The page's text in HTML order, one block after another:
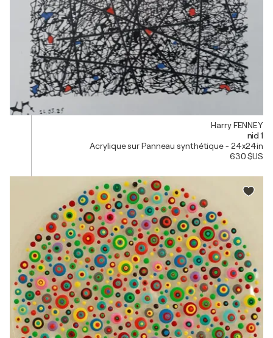
Harry FENNEY
nid 1
Acrylique sur Panneau synthétique - 24x24in
630 $US